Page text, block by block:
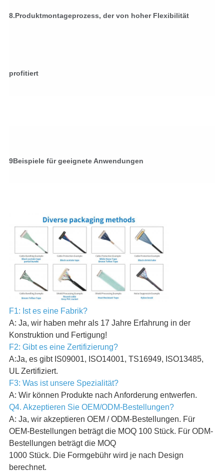
8.Produktmontageprozess, der von hoher Flexibilität
profitiert
9Beispiele für geeignete Anwendungen
F1: Ist es eine Fabrik?
A: Ja, wir haben mehr als 17 Jahre Erfahrung in der
Konstruktion und Fertigung!
F2: Gibt es eine Zertifizierung?
A:Ja, es gibt IS09001, ISO14001, TS16949, ISO13485,
UL Zertifiziert.
F3: Was ist unsere Spezialität?
A: Wir können Produkte nach Anforderung entwerfen.
Q4. Akzeptieren Sie OEM/ODM-Bestellungen?
A: Ja, wir akzeptieren OEM / ODM-Bestellungen. Für
OEM-Bestellungen beträgt die MOQ 100 Stück. Für ODM-
Bestellungen beträgt die MOQ
1000 Stück. Die Formgebühr wird je nach Design
berechnet.